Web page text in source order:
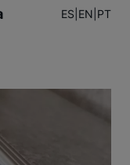
ES EN PT